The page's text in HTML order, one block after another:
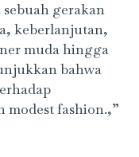
gerakan
keberlanjutan,
muda hingga
bahwa
fashion.,”